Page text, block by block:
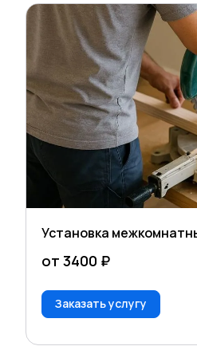
Установка
от 3400 ₽
Заказать услугу